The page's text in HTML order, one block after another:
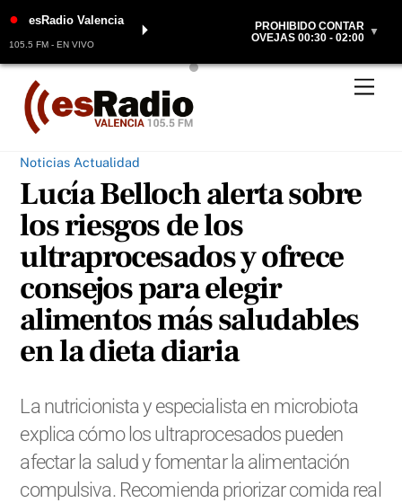
Skip
content
● esRadio Valencia
105.5 FM - EN VIVO
⏵
PROHIBIDO CONTAR
OVEJAS 00:30 - 02:00 ▼
Noticias Actualidad
Lucía Belloch alerta sobre
los riesgos de los
ultraprocesados y ofrece
consejos para elegir
alimentos más saludables
en la dieta diaria
La nutricionista y especialista en microbiota
explica cómo los ultraprocesados pueden
afectar la salud y fomentar la alimentación
compulsiva. Recomienda priorizar comida real